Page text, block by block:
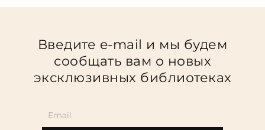
Введите e-mail и мы будем
сообщать вам о новых
эксклюзивных библиотеках